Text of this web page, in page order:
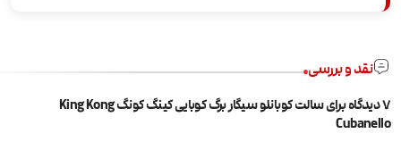
نقد و بررسی
7 دیدگاه برای
سالت کوبانلو سیگار برگ کوبایی کینگ کونگ King Kong
Cubanello